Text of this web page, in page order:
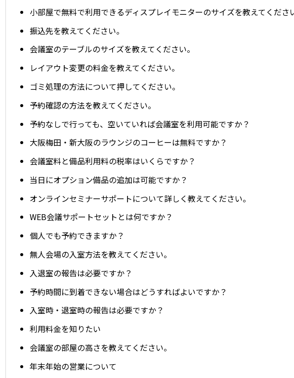
小部屋で無料で利用できるディスプレイモニターのサイズを教えてくださ
振込先を教えてください。
会議室のテーブルのサイズを教えてください。
レイアウト変更の料金を教えてください。
ゴミ処理の方法について押してください。
予約確認の方法を教えてください。
予約なしで行っても、空いていれば会議室を利用可能ですか？
大阪梅田・新大阪のラウンジのコーヒーは無料ですか？
会議室料と備品利用料の税率はいくらですか？
当日にオプション備品の追加は可能ですか？
オンラインセミナーサポートについて詳しく教えてください。
WEB会議サポートセットとは何ですか？
個人でも予約できますか？
無人会場の入室方法を教えてください。
入退室の報告は必要ですか？
予約時間に到着できない場合はどうすればよいですか？
入室時・退室時の報告は必要ですか？
利用料金を知りたい
会議室の部屋の高さを教えてください。
年末年始の営業について